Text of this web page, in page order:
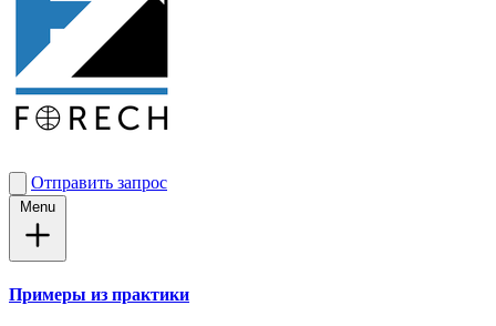
Отправить запрос
Примеры из практики